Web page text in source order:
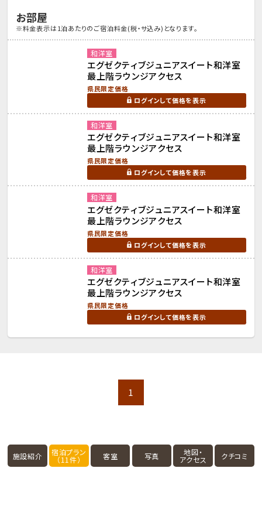
お部屋
※料金表示は1泊あたりのご宿泊料金(税・サ込み)となります。
和洋室
エグゼクティブジュニアスイート和洋室
最上階ラウンジアクセス
県民限定価格
ログインして価格を表示
和洋室
エグゼクティブジュニアスイート和洋室
最上階ラウンジアクセス
県民限定価格
ログインして価格を表示
和洋室
エグゼクティブジュニアスイート和洋室
最上階ラウンジアクセス
県民限定価格
ログインして価格を表示
和洋室
エグゼクティブジュニアスイート和洋室
最上階ラウンジアクセス
県民限定価格
ログインして価格を表示
1
施設紹介 宿泊プラン
（11件） 客室 写真 地図・
アクセス クチコミ